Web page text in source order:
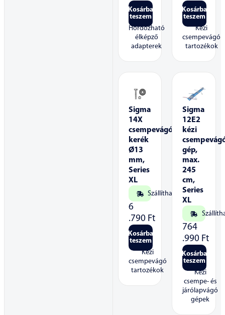
Kosárba
teszem
Hordozható
élképző
adapterek
Kosárba
teszem
Kézi
csempevágó
tartozékok
Sigma
14X
csempevágó
kerék
Ø13
mm,
Series
XL
Szállítható
6
.790 Ft
Kosárba
teszem
Kézi
csempevágó
tartozékok
Sigma
12E2
kézi
gép,
max.
245
cm,
Series
XL
764
.990 Ft
Kosárba
teszem
Kézi
csempe- és
járólapvágó
gépek